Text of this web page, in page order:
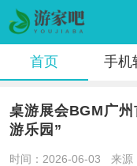
首页 手机
桌游展会BGM广
游乐园”
时间：2026-06-03 来源